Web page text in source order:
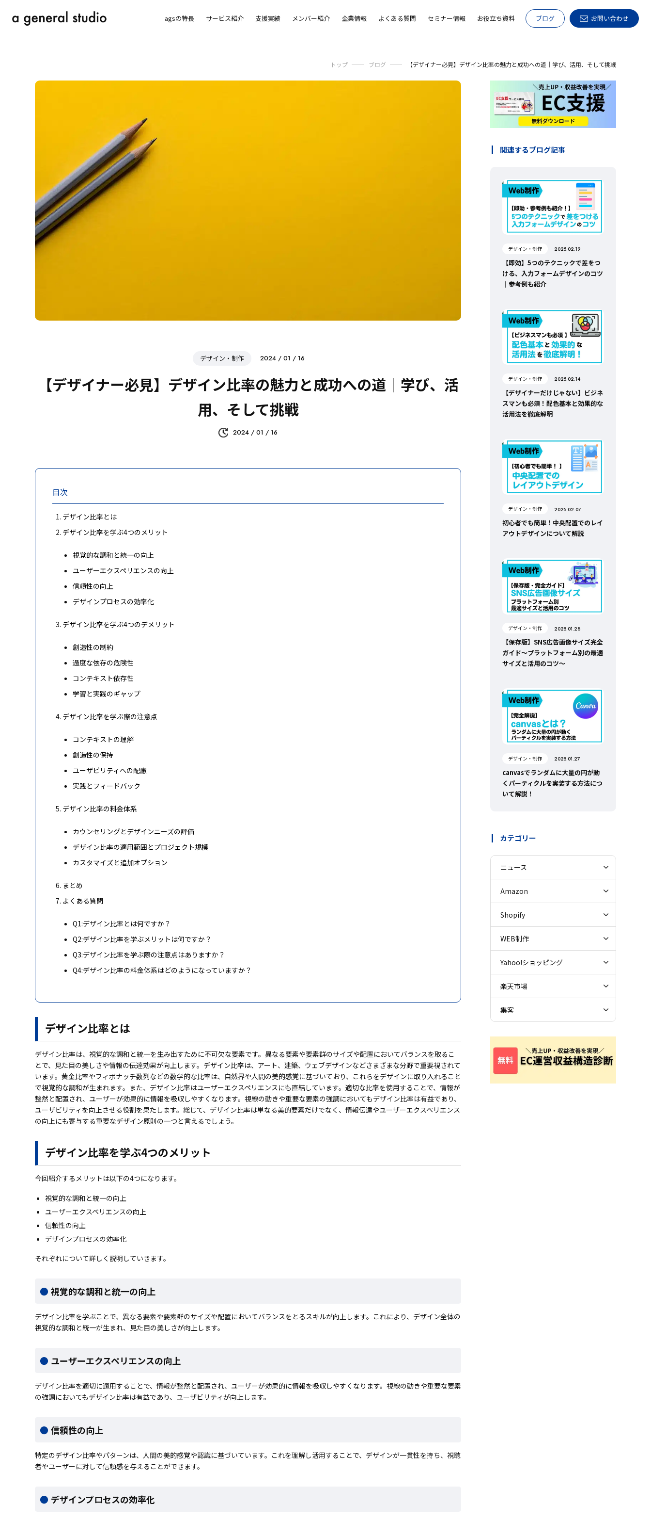
agsの特長 サービス紹介 支援実績 メンバー紹介 企業情報 よくある質問 セミナー情報 お役立ち資料 ブログ お問い合わせ
トップ ブログ 【デザイナー必見】デザイン比率の魅力と成功への道｜学び、活用、そして挑戦
デザイン・制作 2024 / 01 / 16
【デザイナー必見】デザイン比率の魅力と成功への道｜学び、活
用、そして挑戦
2024 / 01 / 16
目次
デザイン比率とは
デザイン比率を学ぶ4つのメリット
視覚的な調和と統一の向上
ユーザーエクスペリエンスの向上
信頼性の向上
デザインプロセスの効率化
デザイン比率を学ぶ4つのデメリット
創造性の制約
過度な依存の危険性
コンテキスト依存性
学習と実践のギャップ
デザイン比率を学ぶ際の注意点
コンテキストの理解
創造性の保持
ユーザビリティへの配慮
実践とフィードバック
デザイン比率の料金体系
カウンセリングとデザインニーズの評価
デザイン比率の適用範囲とプロジェクト規模
カスタマイズと追加オプション
まとめ
よくある質問
Q1:デザイン比率とは何ですか？
Q2:デザイン比率を学ぶメリットは何ですか？
Q3:デザイン比率を学ぶ際の注意点はありますか？
Q4:デザイン比率の料金体系はどのようになっていますか？
デザイン比率とは
デザイン比率は、視覚的な調和と統一を生み出すために不可欠な要素です。異なる要素や要素群のサイズや配置においてバランスを取るこ
とで、見た目の美しさや情報の伝達効果が向上します。デザイン比率は、アート、建築、ウェブデザインなどさまざまな分野で重要視されて
います。黄金比率やフィボナッチ数列などの数学的な比率は、自然界や人間の美的感覚に基づいており、これらをデザインに取り入れること
で視覚的な調和が生まれます。また、デザイン比率はユーザーエクスペリエンスにも直結しています。適切な比率を使用することで、情報が
整然と配置され、ユーザーが効果的に情報を吸収しやすくなります。視線の動きや重要な要素の強調においてもデザイン比率は有益であり、
ユーザビリティを向上させる役割を果たします。総じて、デザイン比率は単なる美的要素だけでなく、情報伝達やユーザーエクスペリエンス
の向上にも寄与する重要なデザイン原則の一つと言えるでしょう。
デザイン比率を学ぶ4つのメリット
今回紹介するメリットは以下の4つになります。
視覚的な調和と統一の向上
ユーザーエクスペリエンスの向上
信頼性の向上
デザインプロセスの効率化
それぞれについて詳しく説明していきます。
視覚的な調和と統一の向上
デザイン比率を学ぶことで、異なる要素や要素群のサイズや配置においてバランスをとるスキルが向上します。これにより、デザイン全体の
視覚的な調和と統一が生まれ、見た目の美しさが向上します。
ユーザーエクスペリエンスの向上
デザイン比率を適切に適用することで、情報が整然と配置され、ユーザーが効果的に情報を吸収しやすくなります。視線の動きや重要な要素
の強調においてもデザイン比率は有益であり、ユーザビリティが向上します。
信頼性の向上
特定のデザイン比率やパターンは、人間の美的感覚や認識に基づいています。これを理解し活用することで、デザインが一貫性を持ち、視聴
者やユーザーに対して信頼感を与えることができます。
デザインプロセスの効率化
関連するブログ記事
デザイン・制作 2025.02.19
【即効】5つのテクニックで差をつ
ける、入力フォームデザインのコツ
｜参考例も紹介
デザイン・制作 2025.02.14
【デザイナーだけじゃない】ビジネ
スマンも必須！配色基本と効果的な
活用法を徹底解明
デザイン・制作 2025.02.07
初心者でも簡単！中央配置でのレイ
アウトデザインについて解説
デザイン・制作 2025.01.28
【保存版】SNS広告画像サイズ完全
ガイド～プラットフォーム別の最適
サイズと活用のコツ～
デザイン・制作 2025.01.27
canvasでランダムに大量の円が動
くパーティクルを実装する方法につ
いて解説！
カテゴリー
ニュース
Amazon
Shopify
WEB制作
Yahoo!ショッピング
楽天市場
集客